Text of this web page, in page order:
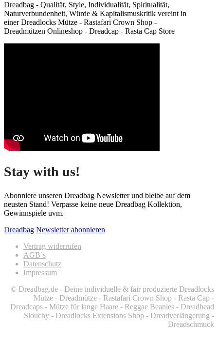
Dreadbag - Qualität, Style, Individualität, Spiritualität,
Naturverbundenheit, Würde & Kapitalismuskritik vereint in
einer Dreadlocks Mütze - Rastafari Crown Shop -
Dreadmützen Onlineshop - Dreadcap - Rasta Cap Store
Stay with us!
Abonniere unseren Dreadbag Newsletter und bleibe auf dem
neusten Stand! Verpasse keine neue Dreadbag Kollektion,
Gewinnspiele uvm.
Dreadbag Newsletter abonnieren
Vertrag widerrufen
AGB´s
Datenschutz
Impressum
© Dreadbag.de - Deine individuelle & fair produzierte Dreadlocks
Mütze - Dreadmütze - Rastafari Crown Shop - Rasta Cap -
Dreadcaps - Mütze für lange Haare - Reggae Beanies - Dreadhead
Slouchy - Dreadlocks Extensions Shop - Dreadverlängerung -
Dreadschmuck